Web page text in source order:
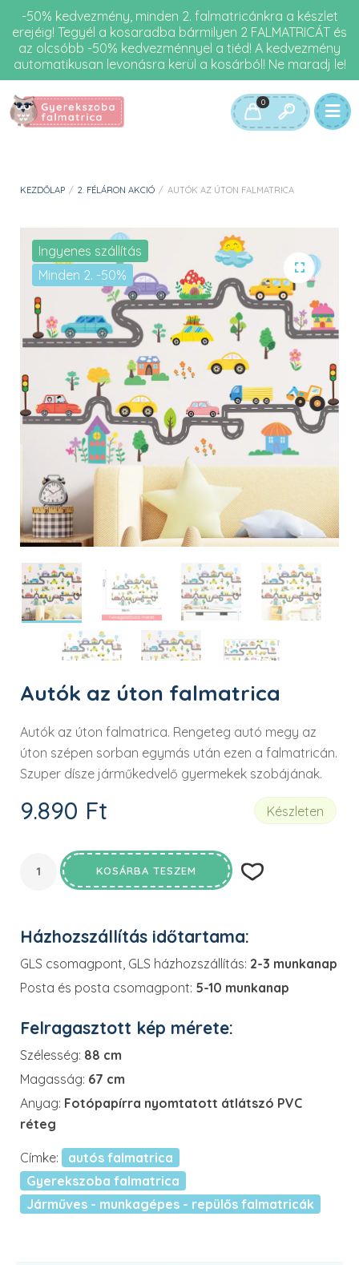
-50% kedvezmény, minden 2. falmatricánkra a készlet
erejéig! Tegyél a kosaradba bármilyen 2 FALMATRICÁT és
az olcsóbb -50% kedvezménnyel a tiéd! A kedvezmény
automatikusan levonásra kerül a kosárból! Ne maradj le!
0
KEZDŐLAP / 2. FÉLÁRON AKCIÓ / AUTÓK AZ ÚTON FALMATRICA
🔍
Minden 2. -50%
Ingyenes szállítás
Autók az úton falmatrica
Autók az úton falmatrica. Rengeteg autó megy az
úton szépen sorban egymás után ezen a falmatricán.
Szuper dísze járműkedvelő gyermekek szobájának.
9.890 Ft Készleten
KOSÁRBA TESZEM
Házhozszállítás időtartama:
GLS csomagpont, GLS házhozszállítás: 2-3 munkanap
Posta és posta csomagpont: 5-10 munkanap
Felragasztott kép mérete:
Szélesség: 88 cm
Magasság: 67 cm
Anyag: Fotópapírra nyomtatott átlátszó PVC
réteg
Címke:
autós falmatrica
Gyerekszoba falmatrica
Járműves - munkagépes - repülős falmatricák